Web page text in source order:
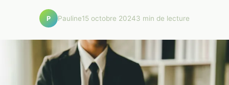
P Pauline15 octobre 20243 min de lecture